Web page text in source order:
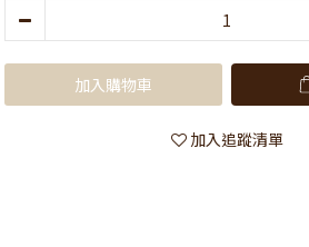
加入購物車
加入追蹤清單